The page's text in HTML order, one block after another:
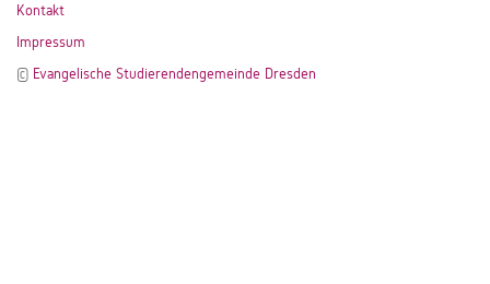
Kontakt
Impressum
© Evangelische Studierendengemeinde Dresden